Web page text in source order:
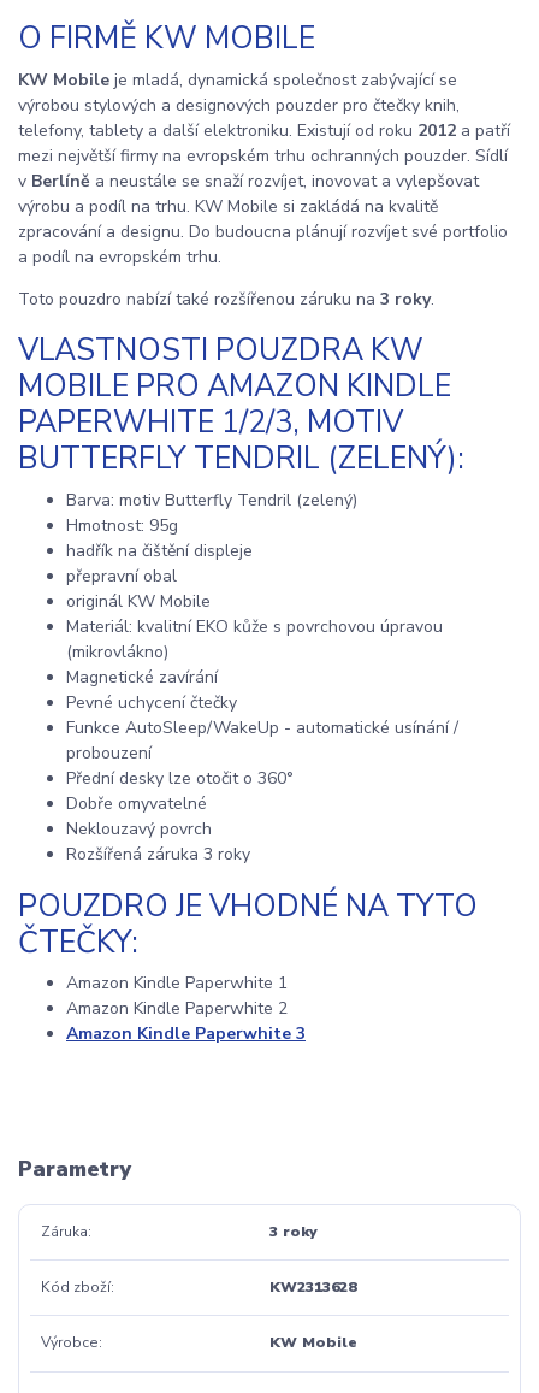
O FIRMĚ KW MOBILE
KW Mobile je mladá, dynamická společnost zabývající se
výrobou stylových a designových pouzder pro čtečky knih,
telefony, tablety a další elektroniku. Existují od roku 2012 a patří
mezi největší firmy na evropském trhu ochranných pouzder. Sídlí
v Berlíně a neustále se snaží rozvíjet, inovovat a vylepšovat
výrobu a podíl na trhu. KW Mobile si zakládá na kvalitě
zpracování a designu. Do budoucna plánují rozvíjet své portfolio
a podíl na evropském trhu.
Toto pouzdro nabízí také rozšířenou záruku na 3 roky.
VLASTNOSTI POUZDRA KW
MOBILE PRO AMAZON KINDLE
PAPERWHITE 1/2/3, MOTIV
BUTTERFLY TENDRIL (ZELENÝ):
Barva: motiv Butterfly Tendril (zelený)
Hmotnost: 95g
hadřík na čištění displeje
přepravní obal
originál KW Mobile
Materiál: kvalitní EKO kůže s povrchovou úpravou
(mikrovlákno)
Magnetické zavírání
Pevné uchycení čtečky
Funkce AutoSleep/WakeUp - automatické usínání /
probouzení
Přední desky lze otočit o 360°
Dobře omyvatelné
Neklouzavý povrch
Rozšířená záruka 3 roky
POUZDRO JE VHODNÉ NA TYTO
ČTEČKY:
Amazon Kindle Paperwhite 1
Amazon Kindle Paperwhite 2
Amazon Kindle Paperwhite 3
Parametry
Záruka 3 roky
Kód zboží KW2313628
Výrobce KW Mobile